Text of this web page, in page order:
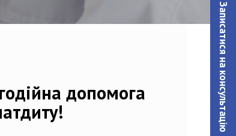
Записатися на консультацiю
допомога